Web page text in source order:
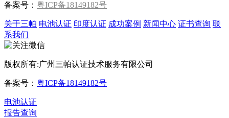
备案号： 粤ICP备18149182号
关于三帕 电池认证 印度认证 成功案例 新闻中心 证书查询 联
系我们
版权所有:广州三帕认证技术服务有限公司
备案号： 粤ICP备18149182号
电池认证
报告查询